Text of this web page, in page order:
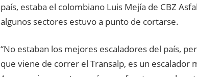
país, estaba el colombiano Luis Mejía de CBZ
algunos sectores estuvo a punto de cortarse.
“No estaban los mejores escaladores del país,
que viene de correr el Transalp, es un escalador